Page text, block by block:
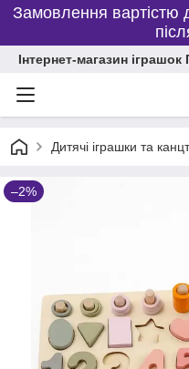
Замовлення вартістю
Інтернет-магазин
Дитячі іграшки та
–2%